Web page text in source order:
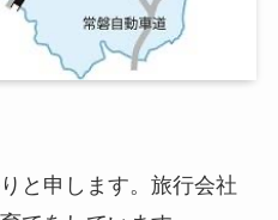
と申します。 旅行会社